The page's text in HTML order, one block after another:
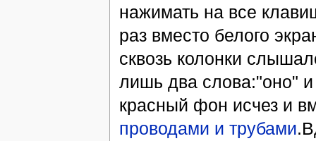
нажимать на все
раз вместо белого
сквозь колонки
лишь два слова:"оно"
красный фон исчез и
проводами и трубами